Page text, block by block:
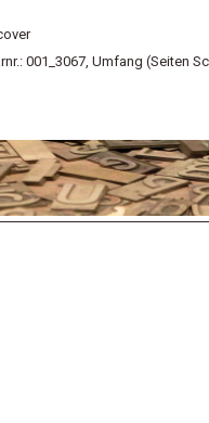
001_3067, Umfang (Seiten